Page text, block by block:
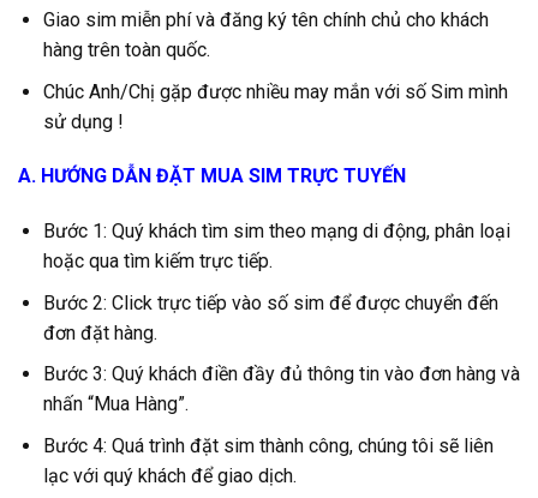
Giao sim miễn phí và đăng ký tên chính chủ cho khách
hàng trên toàn quốc.
Chúc Anh/Chị gặp được nhiều may mắn với số Sim mình
sử dụng !
A. HƯỚNG DẪN ĐẶT MUA SIM TRỰC TUYẾN
Bước 1: Quý khách tìm sim theo mạng di động, phân loại
hoặc qua tìm kiếm trực tiếp.
Bước 2: Click trực tiếp vào số sim để được chuyển đến
đơn đặt hàng.
Bước 3: Quý khách điền đầy đủ thông tin vào đơn hàng và
nhấn “Mua Hàng”.
Bước 4: Quá trình đặt sim thành công, chúng tôi sẽ liên
lạc với quý khách để giao dịch.